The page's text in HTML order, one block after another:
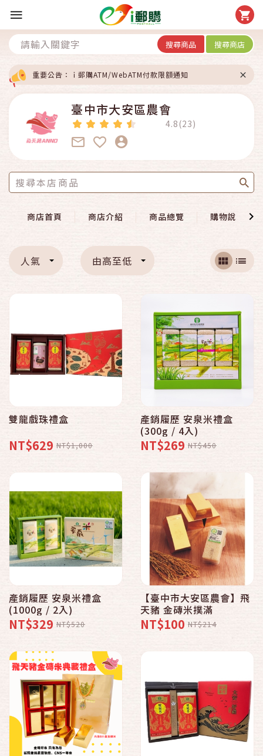
搜尋商品 搜尋商店
重要公告：ｉ郵購ATM/WebATM付款限額通知
臺中市大安區農會
4.8(23)
商店首頁 商店介紹 商品總覽 購物說明
人氣 由高至低
雙龍戲珠禮盒
NT$629 NT$1,000
產銷履歷 安泉米禮盒
(300g / 4入)
NT$269 NT$450
產銷履歷 安泉米禮盒
(1000g / 2入)
NT$329 NT$520
【臺中市大安區農會】飛
天豬 金磚米撲滿
NT$100 NT$214